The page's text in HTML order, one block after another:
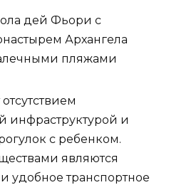
дей Фьори с
Архангела
пляжами
инфраструктурой и
с ребенком.
являются
удобное транспортное